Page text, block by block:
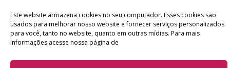
Este website armazena cookies no seu computador. Esses cookies são
usados ​​para melhorar nosso website e fornecer serviços personalizados
para você, tanto no website, quanto em outras mídias. Para mais
informações acesse nossa página de
CONTATO POLÍTICA DE PRIVACIDADE
Facebook
Twitter
Copyright©2026 Acesso Cultural - Arte, Cultura Pop e Entretenimento